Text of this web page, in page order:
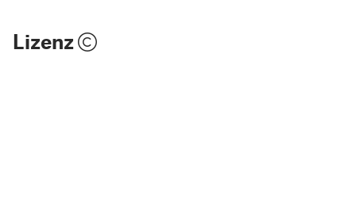
Lizenz